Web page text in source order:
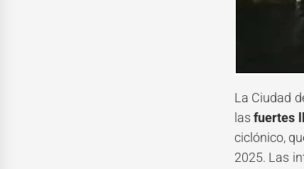
La Ciudad
lasfuertes
ciclónico,
2025. Las